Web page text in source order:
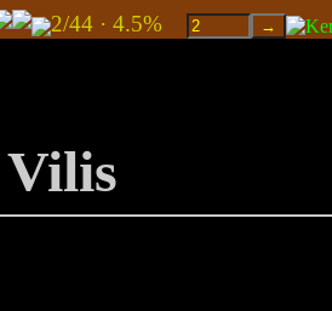
2/44 · 4.5%